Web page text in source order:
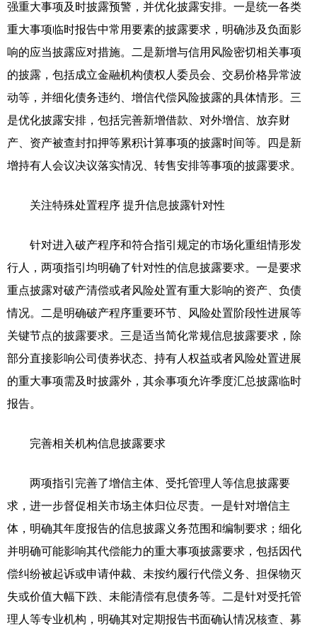
强重大事项及时披露预警，并优化披露安排。一是统一各类
重大事项临时报告中常用要素的披露要求，明确涉及负面影
响的应当披露应对措施。二是新增与信用风险密切相关事项
的披露，包括成立金融机构债权人委员会、交易价格异常波
动等，并细化债务违约、增信代偿风险披露的具体情形。三
是优化披露安排，包括完善新增借款、对外增信、放弃财
产、资产被查封扣押等累积计算事项的披露时间等。四是新
增持有人会议决议落实情况、转售安排等事项的披露要求。
关注特殊处置程序 提升信息披露针对性
针对进入破产程序和符合指引规定的市场化重组情形发
行人，两项指引均明确了针对性的信息披露要求。一是要求
重点披露对破产清偿或者风险处置有重大影响的资产、负债
情况。二是明确破产程序重要环节、风险处置阶段性进展等
关键节点的披露要求。三是适当简化常规信息披露要求，除
部分直接影响公司债券状态、持有人权益或者风险处置进展
的重大事项需及时披露外，其余事项允许季度汇总披露临时
报告。
完善相关机构信息披露要求
两项指引完善了增信主体、受托管理人等信息披露要
求，进一步督促相关市场主体归位尽责。一是针对增信主
体，明确其年度报告的信息披露义务范围和编制要求；细化
并明确可能影响其代偿能力的重大事项披露要求，包括因代
偿纠纷被起诉或申请仲裁、未按约履行代偿义务、担保物灭
失或价值大幅下跌、未能清偿有息债务等。二是针对受托管
理人等专业机构，明确其对定期报告书面确认情况核查、募